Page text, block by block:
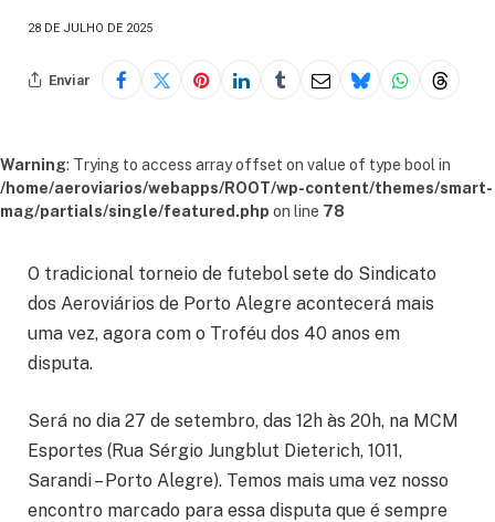
28 DE JULHO DE 2025
Enviar
Warning: Trying to access array offset on value of type bool in
/home/aeroviarios/webapps/ROOT/wp-content/themes/smart-
mag/partials/single/featured.php on line 78
O tradicional torneio de futebol sete do Sindicato
dos Aeroviários de Porto Alegre acontecerá mais
uma vez, agora com o Troféu dos 40 anos em
disputa.
Será no dia 27 de setembro, das 12h às 20h, na MCM
Esportes (Rua Sérgio Jungblut Dieterich, 1011,
Sarandi – Porto Alegre). Temos mais uma vez nosso
encontro marcado para essa disputa que é sempre